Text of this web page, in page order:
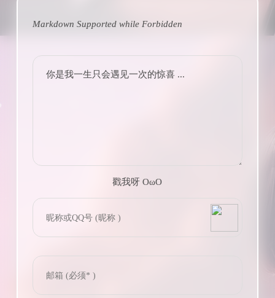
Markdown Supported while Forbidden
你是我一生只会遇见一次的惊喜 ...
戳我呀 OωO
Tieba